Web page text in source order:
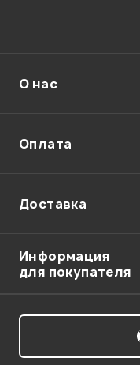
Отправить
О нас
Оплата
Доставка
Информация
для покупателя